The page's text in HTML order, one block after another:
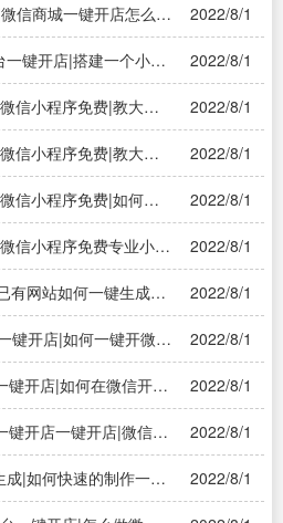
信商城一键开店怎么
2022/8/1
键开店|搭建一个小程
2022/8/1
信小程序免费|教大家
小程序
2022/8/1
信小程序免费|教大家
小程序
2022/8/1
信小程序免费|如何制
2022/8/1
信小程序免费专业小程
己做微信小程序
2022/8/1
有网站如何一键生成微
2022/8/1
键开店|如何一键开微商
2022/8/1
键开店|如何在微信开店
2022/8/1
键开店一键开店|微信小
2022/8/1
|如何快速的制作一款
2022/8/1